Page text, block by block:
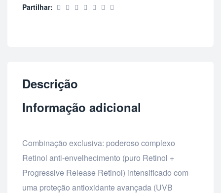
Partilhar:
Descrição
Informação adicional
Combinação exclusiva: poderoso complexo
Retinol anti-envelhecimento (puro Retinol +
Progressive Release Retinol) intensificado com
uma proteção antioxidante avançada (UVB